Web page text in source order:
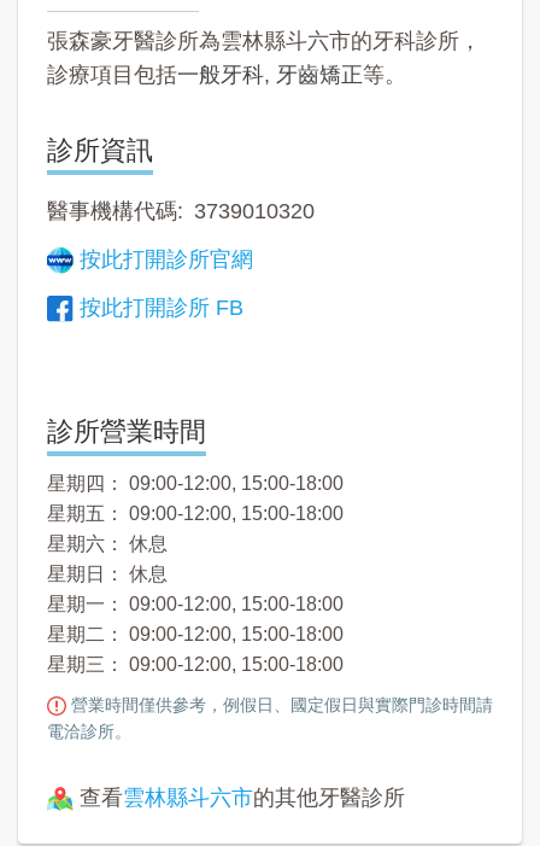
張森豪牙醫診所為雲林縣斗六市的牙科診所，
診療項目包括一般牙科, 牙齒矯正等。
診所資訊
醫事機構代碼
3739010320
按此打開診所官網
按此打開診所 FB
診所營業時間
星期四： 09:00-12:00, 15:00-18:00
星期五： 09:00-12:00, 15:00-18:00
星期六： 休息
星期日： 休息
星期一： 09:00-12:00, 15:00-18:00
星期二： 09:00-12:00, 15:00-18:00
星期三： 09:00-12:00, 15:00-18:00
營業時間僅供參考，例假日、國定假日與實際門診時間請
電洽診所。
查看雲林縣斗六市的其他牙醫診所